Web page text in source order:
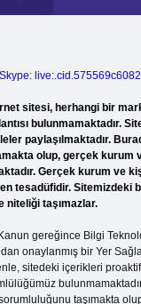
Skype:
sitesi, herhangi bir
bulunmamaktadır.
paylaşılmaktadır.
olup, gerçek kurum
Gerçek kurum ve
tesadüfidir. Sitemizdeki
niteliği taşımazlar.
gereğince Bilgi
onaylanmış bir Yer
sitedeki içerikleri
taşımakta